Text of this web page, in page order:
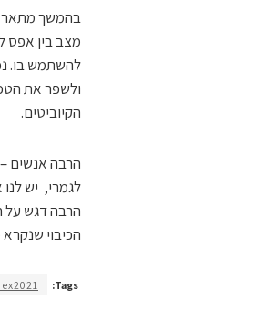
בהמשך מתאר
מצב בין אפס
ולשפר את
הקיוביטים.
הרבה אנשים –
לגמרי, יש לנו
הרבה דגש על
הכיבוי
Tags: